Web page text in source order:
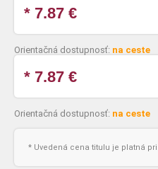
* 7.87 €
Orientačná dostupnosť: na ceste
* 7.87 €
Orientačná dostupnosť: na ceste
* Uvedená cena titulu je platná pri